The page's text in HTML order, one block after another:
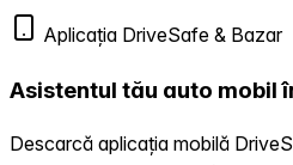
Aplicația DriveSafe & Bazar
Asistentul tău auto mobil
Descarcă aplicația mobilă